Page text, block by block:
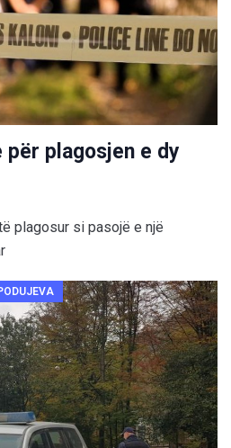
plagosjen e dy
plagosur si pasojë e një